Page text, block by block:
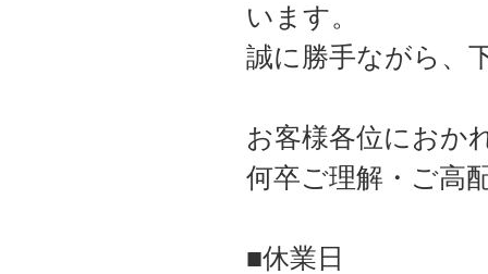
います。
誠に勝手ながら、
お客様各位におか
何卒ご理解・ご高
■休業日